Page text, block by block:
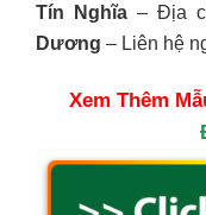
Tín Nghĩa – Địa
Dương – Liên hệ
Xem Thêm